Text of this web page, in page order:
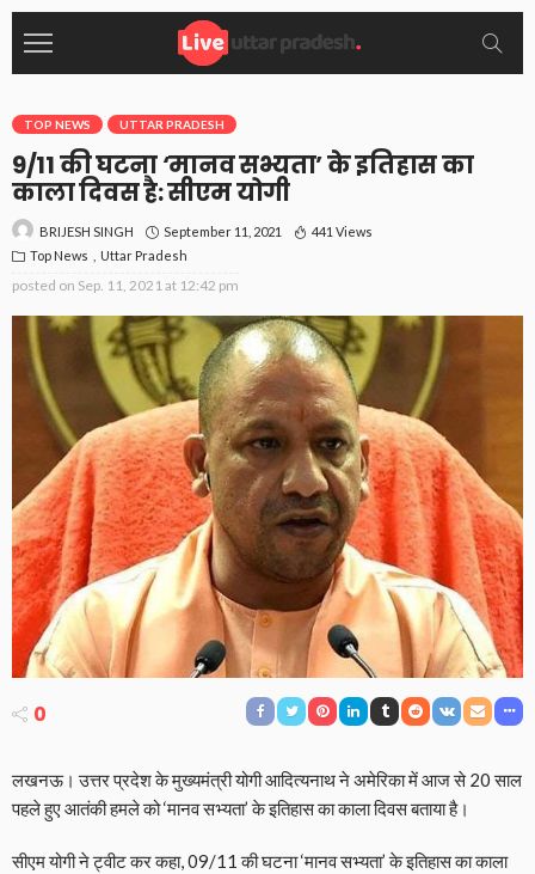
TOP NEWS UTTAR PRADESH
9/11 की घटना ‘मानव सभ्यता’ के इतिहास का
काला दिवस है: सीएम योगी
BRIJESH SINGH September 11, 2021
441 Views
Top News
Uttar Pradesh
posted on Sep. 11, 2021 at 12:42 pm
0
लखनऊ। उत्तर प्रदेश के मुख्यमंत्री योगी आदित्यनाथ ने अमेरिका में आज से 20 साल
पहले हुए आतंकी हमले को ‘मानव सभ्यता’ के इतिहास का काला दिवस बताया है।
सीएम योगी ने ट्वीट कर कहा, 09/11 की घटना ‘मानव सभ्यता’ के इतिहास का काला